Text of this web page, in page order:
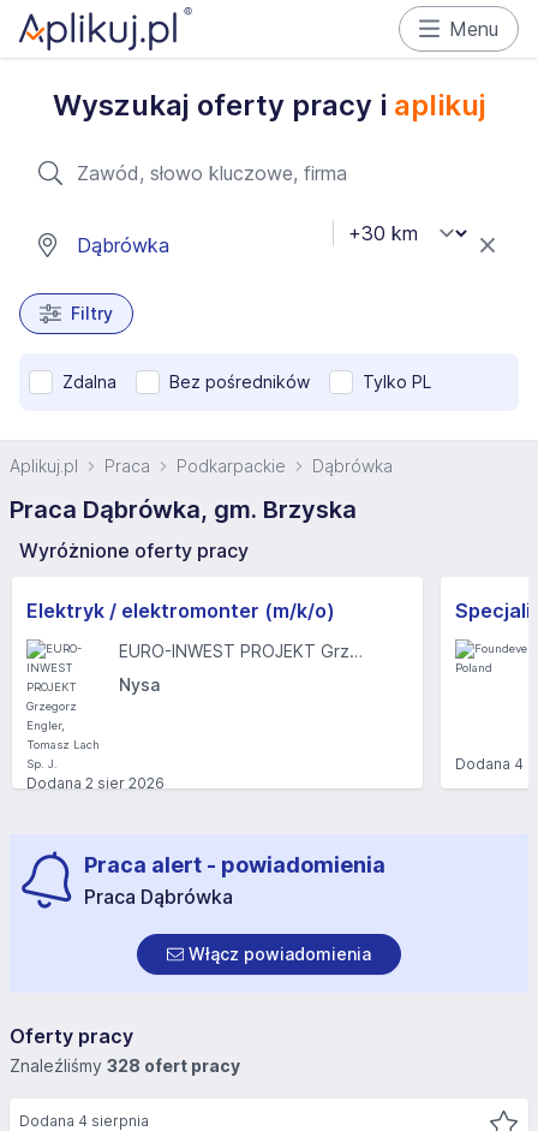
Menu
Wyszukaj oferty pracy i aplikuj
Filtry
Zdalna Bez pośredników Tylko PL
Aplikuj.pl Praca Podkarpackie Dąbrówka
Praca Dąbrówka, gm. Brzyska
Wyróżnione oferty pracy
Elektryk / elektromonter (m/k/o)
EURO-INWEST PROJEKT Grzegorz Engler, Tomasz Lach Sp. J.
Nysa
Dodana 2 sier 2026
Dodana 4
Praca alert - powiadomienia
Praca Dąbrówka
Włącz powiadomienia
Oferty pracy
Znaleźliśmy 328 ofert pracy
Dodana 4 sierpnia